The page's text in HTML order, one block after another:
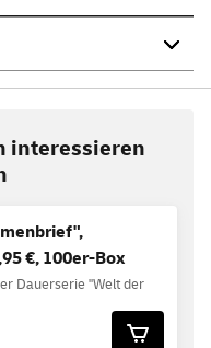
interessieren
€, 100er-Box
Dauerserie "Welt der